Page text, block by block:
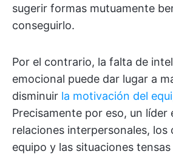
sugerir formas mutuamente
conseguirlo.
Por el contrario, la falta de
emocional puede dar lugar a
disminuir la motivación del
Precisamente por eso, un líder
relaciones interpersonales, los
equipo y las situaciones